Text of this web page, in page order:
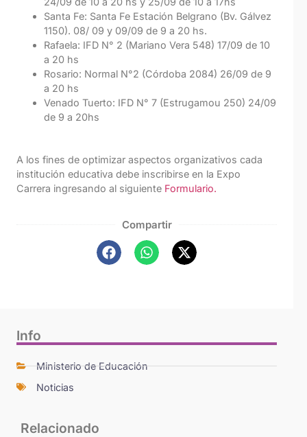
Santa Fe: Santa Fe Estación Belgrano (Bv. Gálvez
1150). 08/ 09 y 09/09 de 9 a 20 hs.
Rafaela: IFD N° 2 (Mariano Vera 548) 17/09 de 10
a 20 hs
Rosario: Normal N°2 (Córdoba 2084) 26/09 de 9
a 20 hs
Venado Tuerto: IFD N° 7 (Estrugamou 250) 24/09
de 9 a 20hs
A los fines de optimizar aspectos organizativos cada
institución educativa debe inscribirse en la Expo
Carrera ingresando al siguiente Formulario.
Compartir
Info
Ministerio de Educación
Noticias
Relacionado